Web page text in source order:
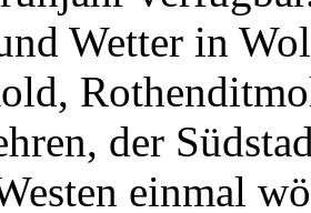
Wetter in
der
einmal